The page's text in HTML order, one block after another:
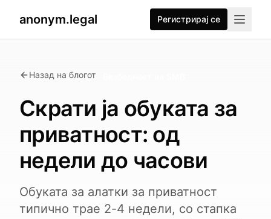
anonym.legal Регистрирај се
Назад на блогот
Скрати ја обуката за
приватност: од
недели до часови
Обуката за алатки за приватност
типично трае 2-4 недели, со стапка